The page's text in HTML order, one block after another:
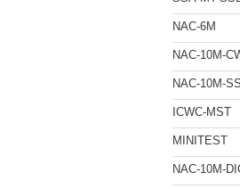
NAC-6M
NAC-10M-
NAC-10M-
ICWC-MST
MINITEST
NAC-10M-